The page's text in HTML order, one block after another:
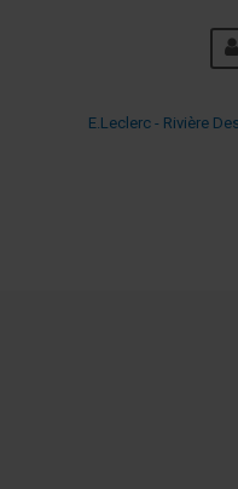
E.Leclerc - Rivière